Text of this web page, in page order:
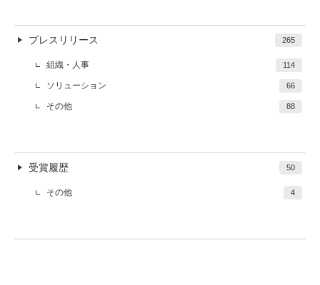
プレスリリース 265
組織・人事 114
ソリューション 66
その他 88
受賞履歴 50
その他 4